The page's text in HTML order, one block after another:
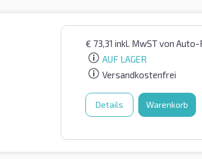
€ 73,31 inkl. MwSTvon Auto-
AUF LAGER
Versandkostenfrei
Details Warenkorb